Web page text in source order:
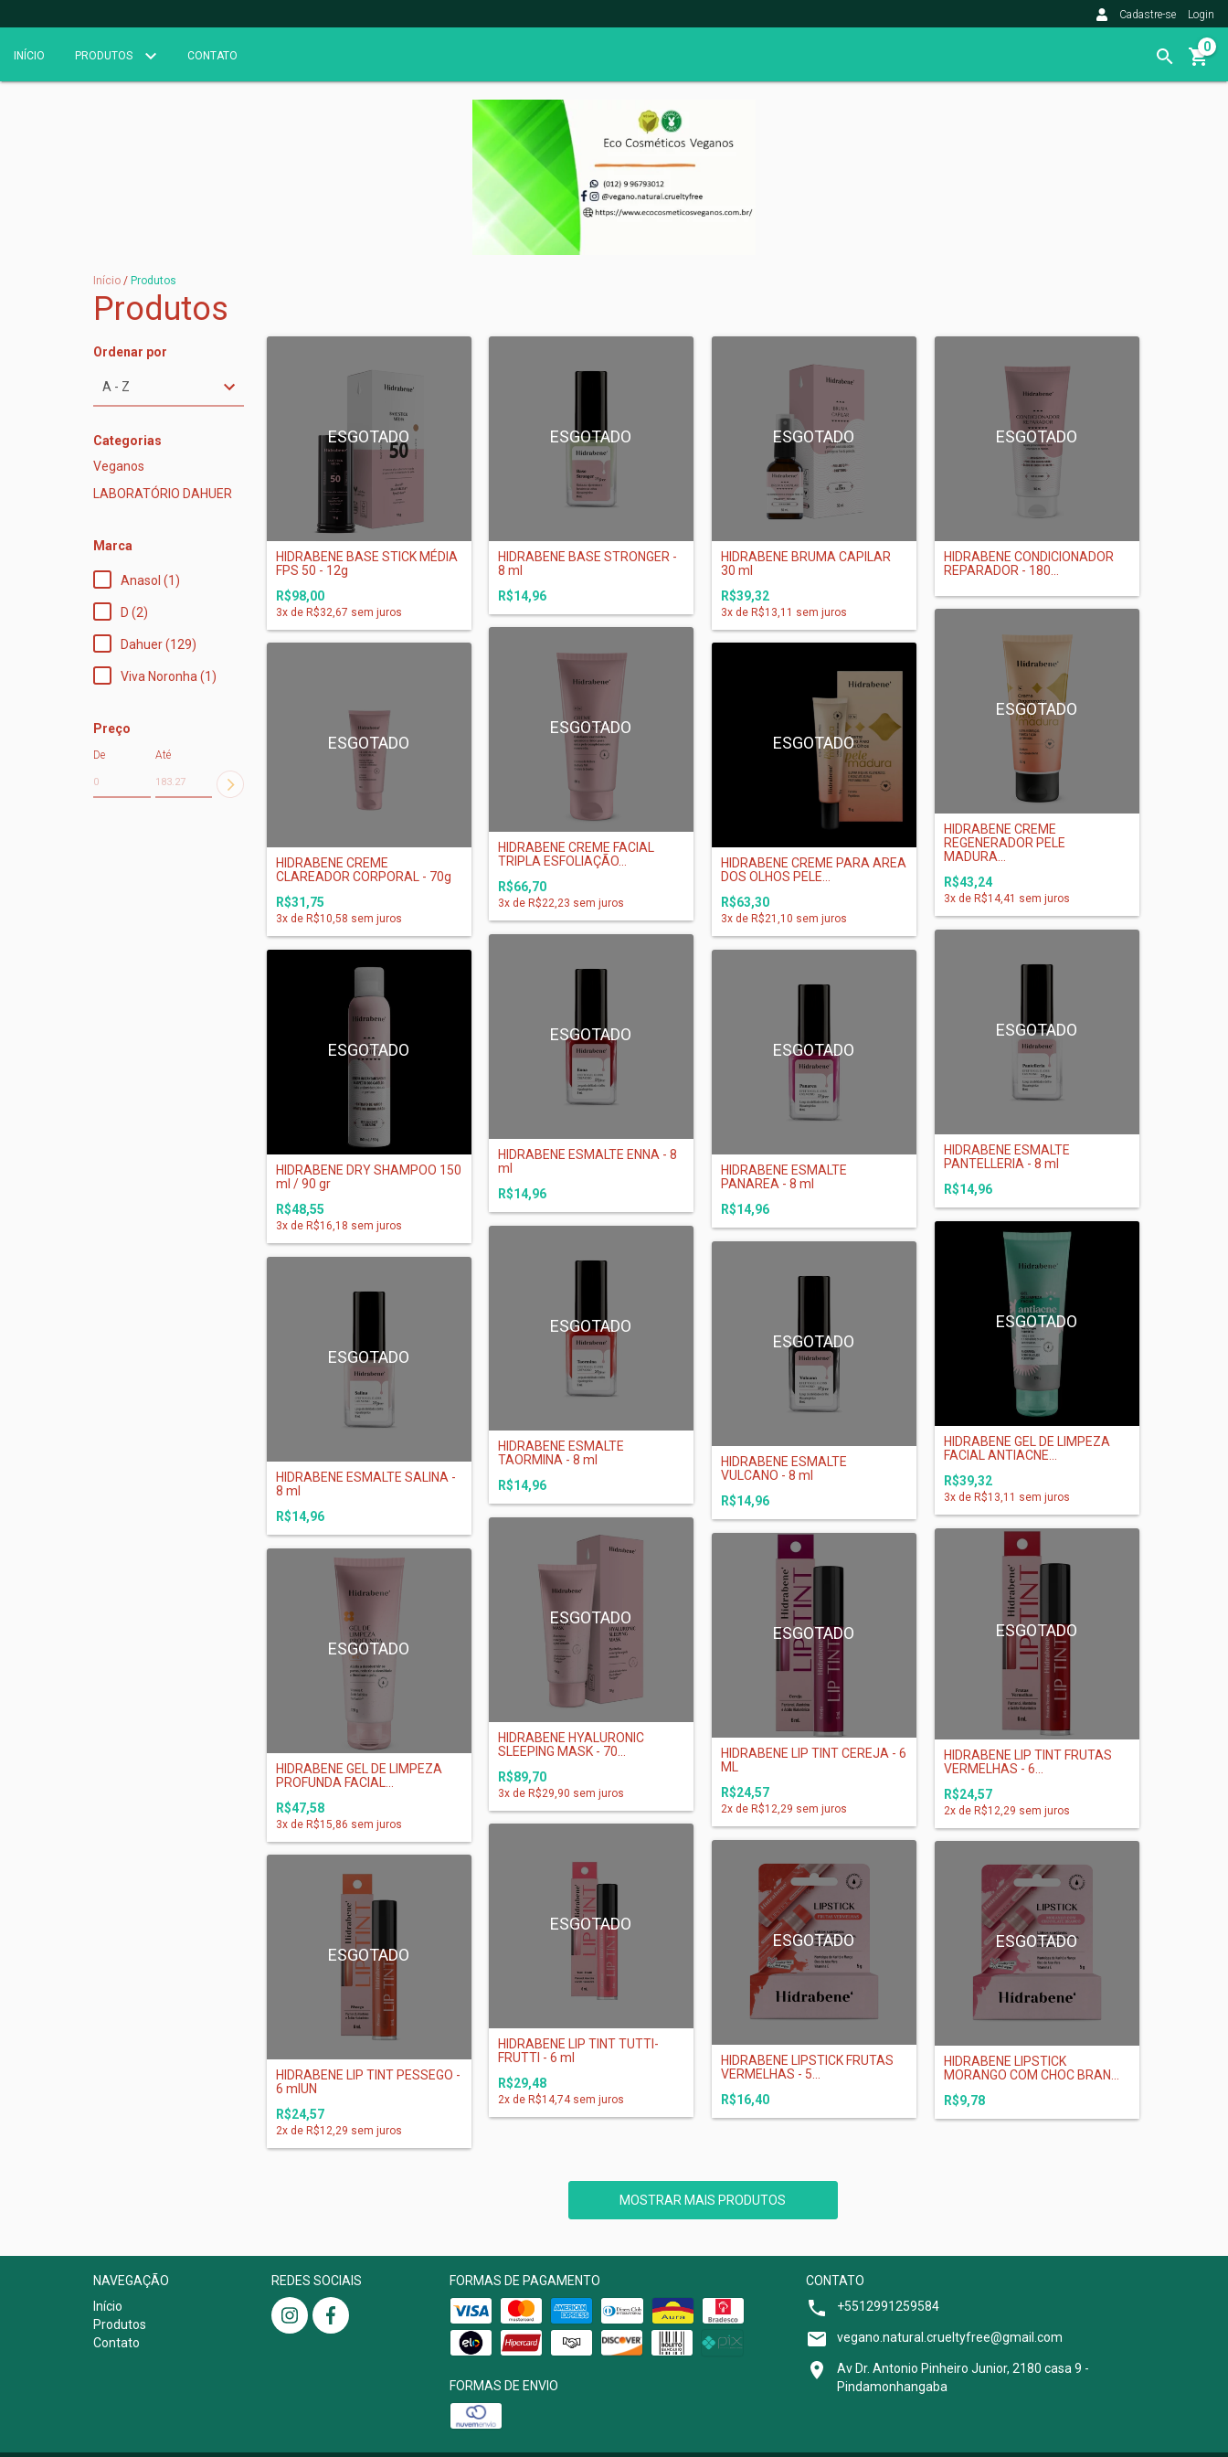
Cadastre-se Login
INÍCIO PRODUTOS CONTATO
0
Início / Produtos
Produtos
Ordenar por
Categorias
Veganos
LABORATÓRIO DAHUER
Marca
Anasol (1)
D (2)
Dahuer (129)
Viva Noronha (1)
Preço
De Até
ESGOTADO
HIDRABENE BASE STICK MÉDIA
FPS 50 - 12g
R$98,00
3x de R$32,67 sem juros
ESGOTADO
HIDRABENE BASE STRONGER -
8 ml
R$14,96
ESGOTADO
HIDRABENE BRUMA CAPILAR
30 ml
R$39,32
3x de R$13,11 sem juros
ESGOTADO
HIDRABENE CONDICIONADOR
REPARADOR - 180...
ESGOTADO
HIDRABENE CREME
CLAREADOR CORPORAL - 70g
R$31,75
3x de R$10,58 sem juros
ESGOTADO
HIDRABENE CREME FACIAL
TRIPLA ESFOLIAÇÃO...
R$66,70
3x de R$22,23 sem juros
ESGOTADO
HIDRABENE CREME PARA AREA
DOS OLHOS PELE...
R$63,30
3x de R$21,10 sem juros
ESGOTADO
HIDRABENE CREME
REGENERADOR PELE
MADURA...
R$43,24
3x de R$14,41 sem juros
ESGOTADO
HIDRABENE DRY SHAMPOO 150
ml / 90 gr
R$48,55
3x de R$16,18 sem juros
ESGOTADO
HIDRABENE ESMALTE ENNA - 8
ml
R$14,96
ESGOTADO
HIDRABENE ESMALTE
PANAREA - 8 ml
R$14,96
ESGOTADO
HIDRABENE ESMALTE
PANTELLERIA - 8 ml
R$14,96
ESGOTADO
HIDRABENE ESMALTE SALINA -
8 ml
R$14,96
ESGOTADO
HIDRABENE ESMALTE
TAORMINA - 8 ml
R$14,96
ESGOTADO
HIDRABENE ESMALTE
VULCANO - 8 ml
R$14,96
ESGOTADO
HIDRABENE GEL DE LIMPEZA
FACIAL ANTIACNE...
R$39,32
3x de R$13,11 sem juros
ESGOTADO
HIDRABENE GEL DE LIMPEZA
PROFUNDA FACIAL...
R$47,58
3x de R$15,86 sem juros
ESGOTADO
HIDRABENE HYALURONIC
SLEEPING MASK - 70...
R$89,70
3x de R$29,90 sem juros
ESGOTADO
HIDRABENE LIP TINT CEREJA - 6
ML
R$24,57
2x de R$12,29 sem juros
ESGOTADO
HIDRABENE LIP TINT FRUTAS
VERMELHAS - 6...
R$24,57
2x de R$12,29 sem juros
ESGOTADO
HIDRABENE LIP TINT PESSEGO -
6 mlUN
R$24,57
2x de R$12,29 sem juros
ESGOTADO
HIDRABENE LIP TINT TUTTI-
FRUTTI - 6 ml
R$29,48
2x de R$14,74sem juros
ESGOTADO
HIDRABENE LIPSTICK FRUTAS
VERMELHAS - 5...
R$16,40
ESGOTADO
HIDRABENE LIPSTICK
MORANGO COM CHOC BRAN...
R$9,78
MOSTRAR MAIS PRODUTOS
NAVEGAÇÃO
Início
Produtos
Contato
REDES SOCIAIS FORMAS DE PAGAMENTO
FORMAS DE ENVIO
CONTATO
+5512991259584
vegano.natural.crueltyfree@gmail.com
Av Dr. Antonio Pinheiro Junior, 2180 casa 9 -
Pindamonhangaba